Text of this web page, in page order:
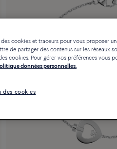
des cookies et traceurs pour vous proposer
de partager des contenus sur les réseaux
cookies. Pour gérer vos préférences vous
données personnelles.
des cookies